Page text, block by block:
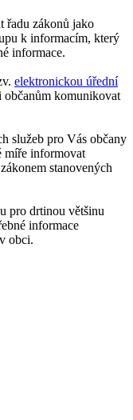
řadu zákonů jako
k informacím, který
informace.
elektronickou úřední
občanům komunikovat
služeb pro Vás občany
míře informovat
stanovených
pro drtinou většinu
informace
obci.